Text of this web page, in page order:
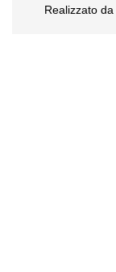
Realizzato da